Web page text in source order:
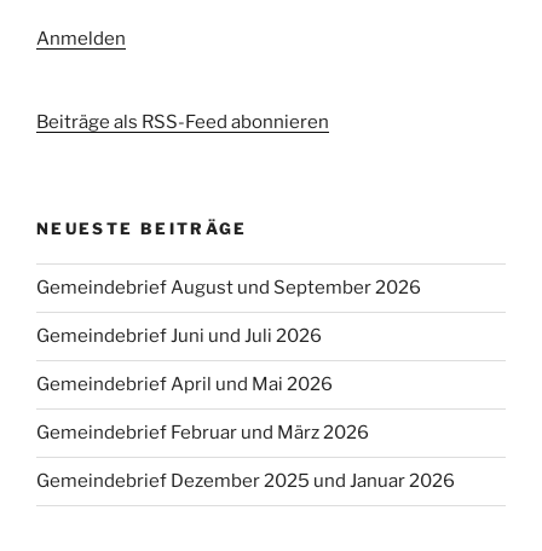
Anmelden
Beiträge als RSS-Feed abonnieren
NEUESTE BEITRÄGE
Gemeindebrief August und September 2026
Gemeindebrief Juni und Juli 2026
Gemeindebrief April und Mai 2026
Gemeindebrief Februar und März 2026
Gemeindebrief Dezember 2025 und Januar 2026